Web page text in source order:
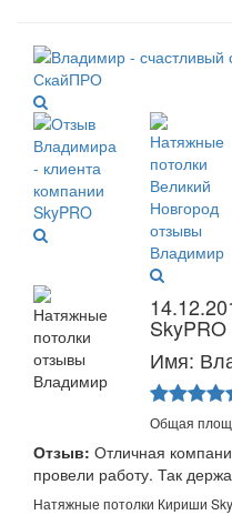
SkyPRO
Имя:
Общая
Отзыв: Отличная
провели работу. Так
Натяжные потолки Кириши